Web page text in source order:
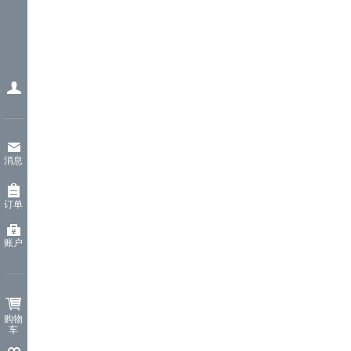
消息
订单
账户
购物
车